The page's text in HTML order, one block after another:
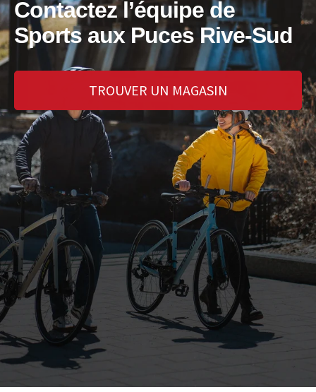
Contactez l’équipe de
Sports aux Puces Rive-Sud
TROUVER UN MAGASIN